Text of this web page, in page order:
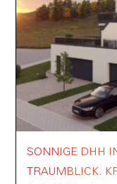
SONNIGE DHH
TRAUMBLICK.